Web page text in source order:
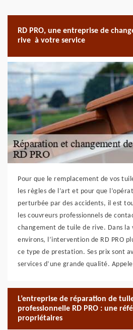
RD PRO, une entreprise de
rive à votre service
Pour que le remplacement de vos
les règles de l’art et pour que
perturbée par des accidents, il est
les couvreurs professionnels de
changement de tuile de rive. Dans la
environs, l’intervention de RD PRO
ce type de prestation. Ses prix sont
services d’une grande qualité.
L’entreprise de réparation de
professionnelle RD PRO : une
propriétaires